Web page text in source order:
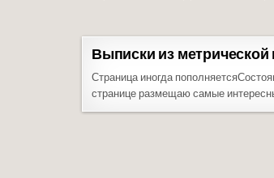
Выписки из метрической
Страница иногда
странице размещаю самые